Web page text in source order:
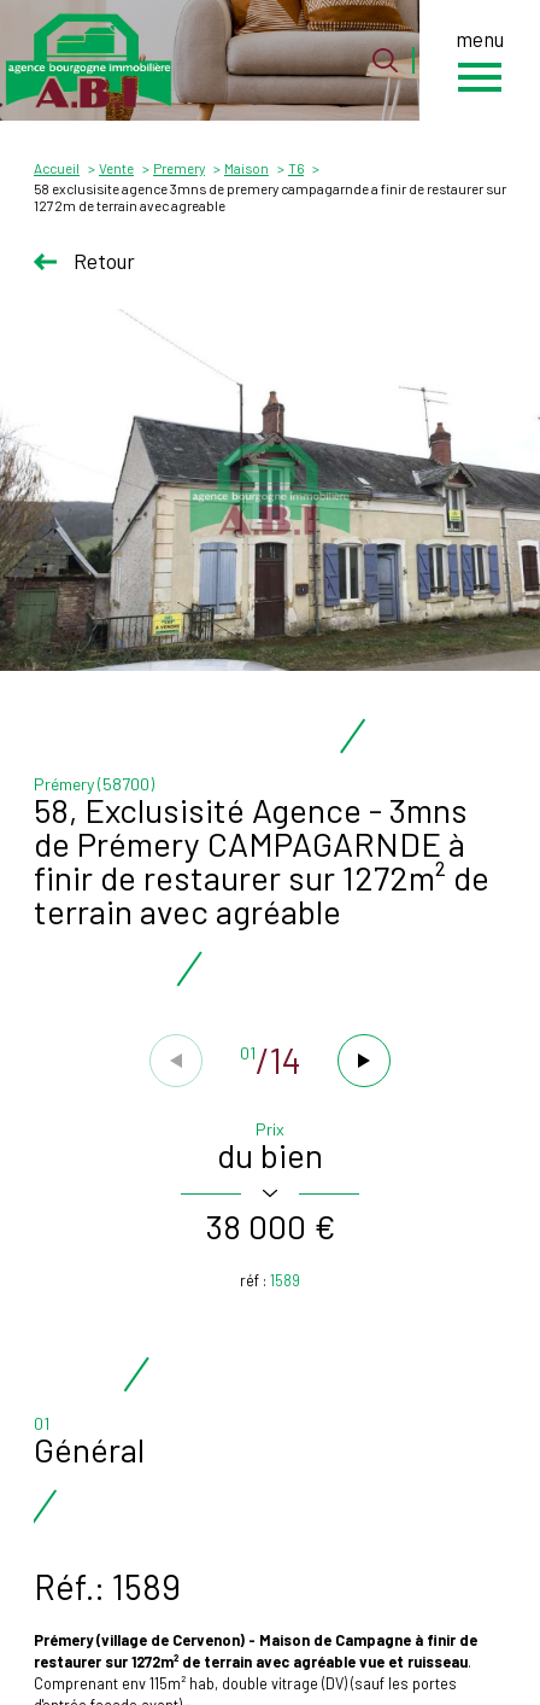
menu
Accueil
0
Accueil Vente Premery Maison
T6
58 exclusisite agence 3mns de premery campagarnde a finir de restaurer sur
1272m de terrain avec agreable
Retour
Prémery (58700)
58, Exclusisité Agence - 3mns
de Prémery CAMPAGARNDE à
finir de restaurer sur 1272m² de
terrain avec agréable
01/14
Prix
du bien
38 000 €
réf : 1589
01
Général
Réf.: 1589
Prémery (village de Cervenon) - Maison de Campagne à finir de
restaurer sur 1272m² de terrain avec agréable vue et ruisseau.
Comprenant env 115m² hab, double vitrage (DV) (sauf les portes